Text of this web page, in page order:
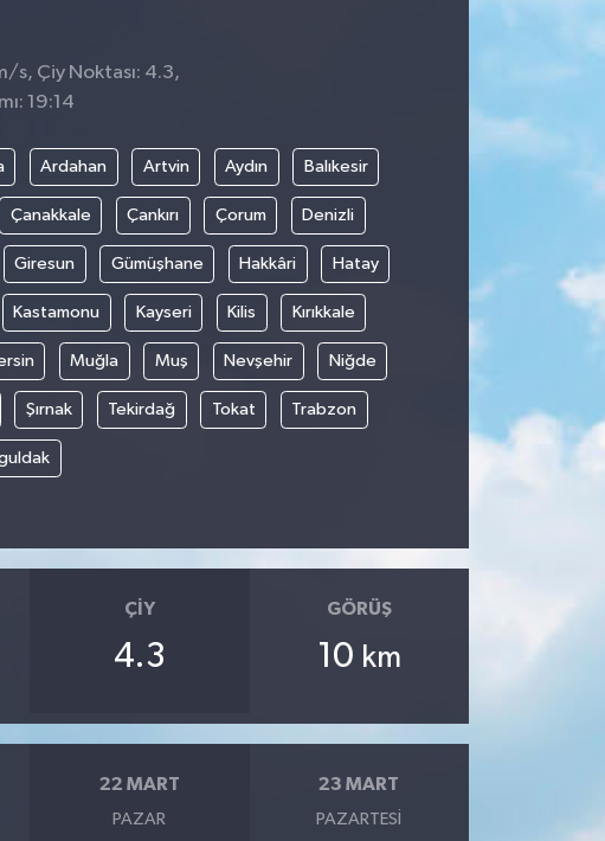
s, Çiy Noktası: 4.3,
19:14
Ardahan Artvin Aydın Balıkesir
Çanakkale Çankırı Çorum Denizli
Giresun Gümüşhane Hakkâri Hatay
Kastamonu Kayseri Kilis Kırıkkale
Muğla Muş Nevşehir Niğde
Şırnak Tekirdağ Tokat Trabzon
ÇIY
4.3
GÖRÜŞ
10 km
22 MART
PAZAR
23 MART
PAZARTESI